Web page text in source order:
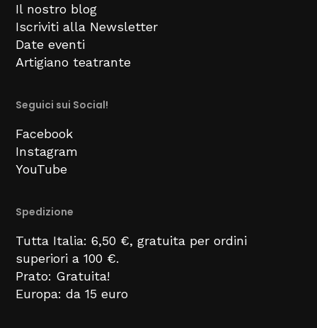
Il nostro blog
Iscriviti alla Newsletter
Date eventi
Artigiano teatrante
Seguici sui Social!
Facebook
Instagram
YouTube
Spedizione
Tutta Italia: 6,50 €, gratuita per ordini
superiori a 100 €.
Prato: Gratuita!
Europa: da 15 euro